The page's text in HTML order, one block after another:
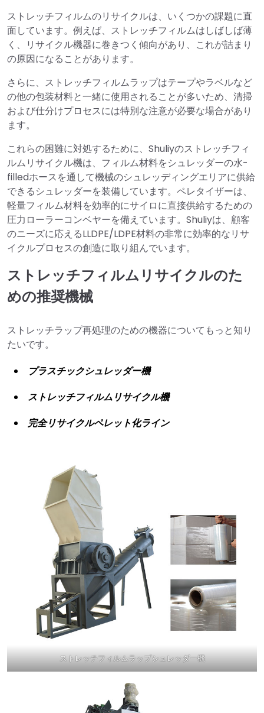
ストレッチフィルムのリサイクルは、いくつかの課題に直
面しています。例えば、ストレッチフィルムはしばしば薄
く、リサイクル機器に巻きつく傾向があり、これが詰まり
の原因になることがあります。
さらに、ストレッチフィルムラップはテープやラベルなど
の他の包装材料と一緒に使用されることが多いため、清掃
および仕分けプロセスには特別な注意が必要な場合があり
ます。
これらの困難に対処するために、Shuliyのストレッチフィ
ルムリサイクル機は、フィルム材料をシュレッダーの水-
filledホースを通して機械のシュレッディングエリアに供給
できるシュレッダーを装備しています。ペレタイザーは、
軽量フィルム材料を効率的にサイロに直接供給するための
圧力ローラーコンベヤーを備えています。Shuliyは、顧客
のニーズに応えるLLDPE/LDPE材料の非常に効率的なリサ
イクルプロセスの創造に取り組んでいます。
ストレッチフィルムリサイクルのた
めの推奨機械
ストレッチラップ再処理のための機器についてもっと知り
たいです。
プラスチックシュレッダー機
ストレッチフィルムリサイクル機
完全リサイクルペレット化ライン
ストレッチフィルムラップシュレッダー機